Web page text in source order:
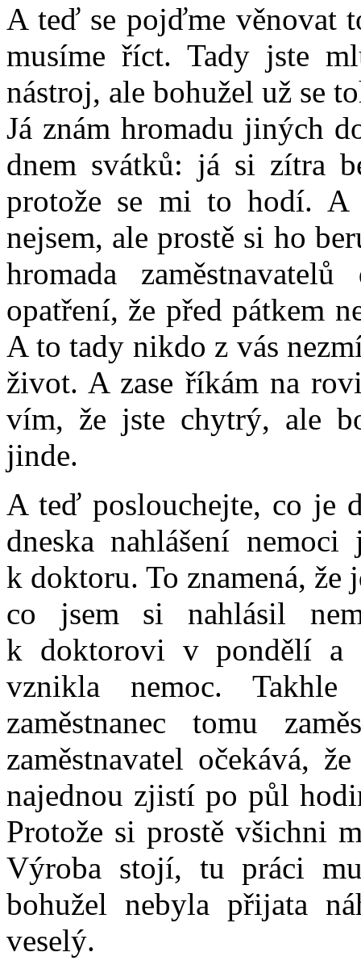
A teď se pojďme věnovat
musíme říct. Tady jste
nástroj, ale bohužel už se
Já znám hromadu jiných
dnem svátků: já si zítra
protože se mi to hodí.
nejsem, ale prostě si ho
hromada
opatření, že před pátkem
A to tady nikdo z vás
život. A zase říkám na
vím, že jste chytrý, ale
jinde.
A teď poslouchejte, co je
dneska nahlášení
k doktoru. To znamená,
co jsem si nahlásil
k doktorovi v pondělí a
vznikla nemoc.
zaměstnanec tomu
zaměstnavatel očekává,
najednou zjistí po půl
Protože si prostě všichni
Výroba stojí, tu práci
bohužel nebyla přijata
veselý.